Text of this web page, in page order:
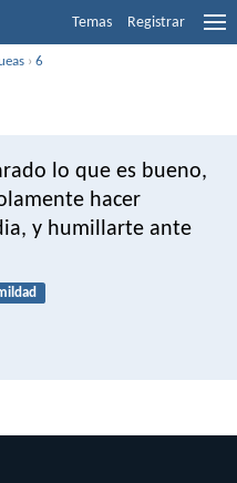
Temas Registrar
›6
lo que es bueno,
hacer
y humillarte ante